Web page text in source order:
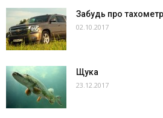
Забудь про тахометр
02.10.2017
Щука
23.12.2017